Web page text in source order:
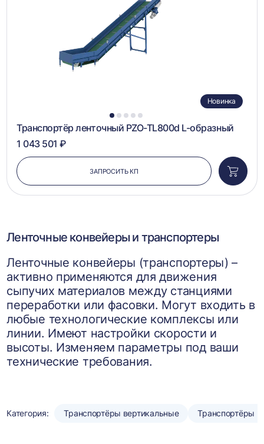
1 2 3 4 5
Новинка
Транспортёр ленточный PZO-TL800d L-образный
1 043 501 ₽
ЗАПРОСИТЬ КП
в
Ленточные конвейеры и транспортеры
Ленточные конвейеры (транспортеры) –
активно применяются для движения
сыпучих материалов между станциями
переработки или фасовки. Могут входить в
любые технологические комплексы или
линии. Имеют настройки скорости и
высоты. Изменяем параметры под ваши
технические требования.
Категория: Транспортёры вертикальные Транспортёры